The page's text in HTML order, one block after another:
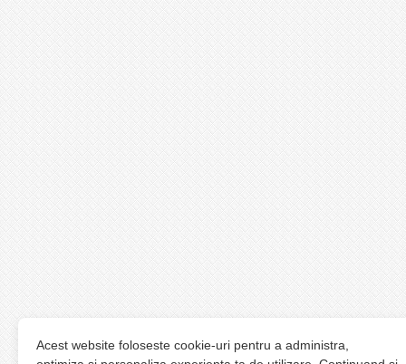
Acest website foloseste cookie-uri pentru a administra,